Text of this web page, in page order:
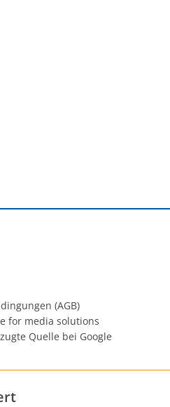
(AGB)
for media solutions
Quelle bei Google